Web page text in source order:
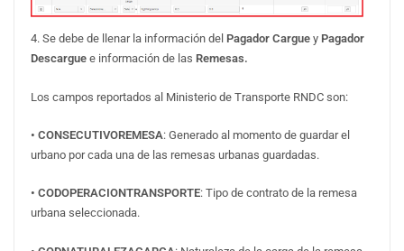
4. Se debe de llenar la información del Pagador Cargue y Pagador
Descargue e información de las Remesas.
Los campos reportados al Ministerio de Transporte RNDC son:
• CONSECUTIVOREMESA: Generado al momento de guardar el
urbano por cada una de las remesas urbanas guardadas.
• CODOPERACIONTRANSPORTE: Tipo de contrato de la remesa
urbana seleccionada.